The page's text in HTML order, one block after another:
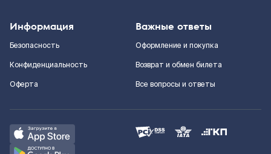
Информация
Безопасность
Конфиденциальность
Оферта
Важные ответы
Оформление и покупка
Возврат и обмен билета
Все вопросы и ответы